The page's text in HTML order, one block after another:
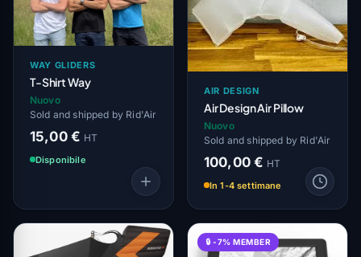
WAY GLIDERS
T-Shirt Way
Nuovo
Sold and shipped by Rid'Air
15,00 € HT
Disponibile
AIR DESIGN
Air Design Air Pillow
Nuovo
Sold and shipped by Rid'Air
100,00 € HT
In 1-4 settimane
🔒 -7% MEMBER